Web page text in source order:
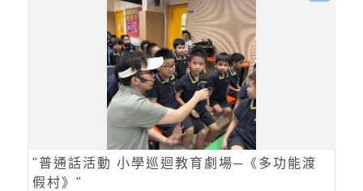
"普通話活動 小學巡迴教育劇場─《多功能渡
假村》"